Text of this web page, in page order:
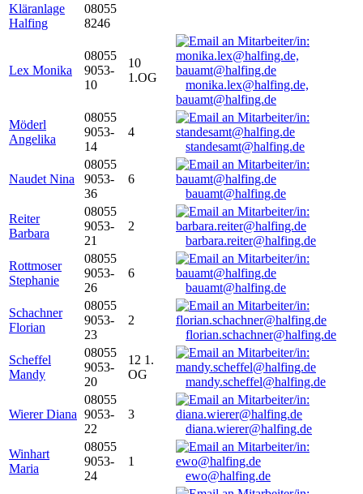
Kläranlage
Halfing
08055
8246
Lex Monika
08055
9053-
10
10
1.OG
monika.lex@halfing.de,
bauamt@halfing.de
Möderl
Angelika
08055
9053-
14
4
standesamt@halfing.de
Naudet Nina
08055
9053-
36
6
bauamt@halfing.de
Reiter
Barbara
08055
9053-
21
2
barbara.reiter@halfing.de
Rottmoser
Stephanie
08055
9053-
26
6
bauamt@halfing.de
Schachner
Florian
08055
9053-
23
2
florian.schachner@halfing.de
Scheffel
Mandy
08055
9053-
20
12 1.
OG
mandy.scheffel@halfing.de
Wierer Diana
08055
9053-
22
3
diana.wierer@halfing.de
Winhart
Maria
08055
9053-
24
1
ewo@halfing.de